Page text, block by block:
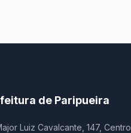
de Paripueira
Luiz Cavalcante, 147, Centro,